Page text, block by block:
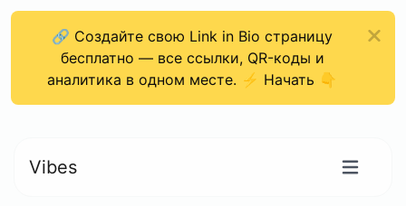
🔗 Создайте свою Link in Bio страницу
бесплатно — все ссылки, QR-коды и
аналитика в одном месте. ⚡ Начать 👇
Vibes